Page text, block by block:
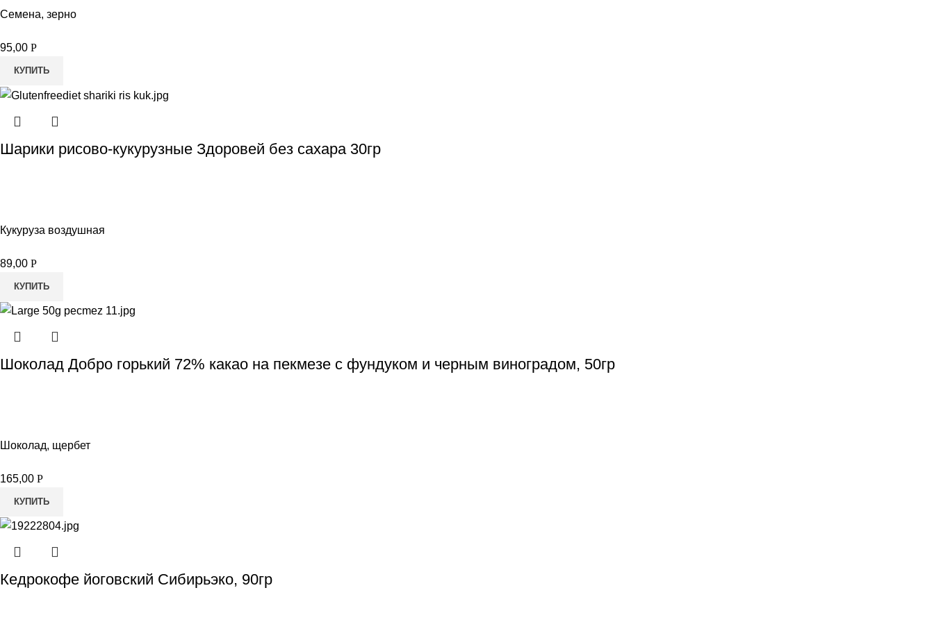
Семена, зерно
95,00 Р
КУПИТЬ
Шарики рисово-кукурузные Здоровей без сахара 30гр
Кукуруза воздушная
89,00 Р
КУПИТЬ
Шоколад Добро горький 72% какао на пекмезе с фундуком и черным виноградом, 50гр
Шоколад, щербет
165,00 Р
КУПИТЬ
Кедрокофе йоговский Сибирьэко, 90гр